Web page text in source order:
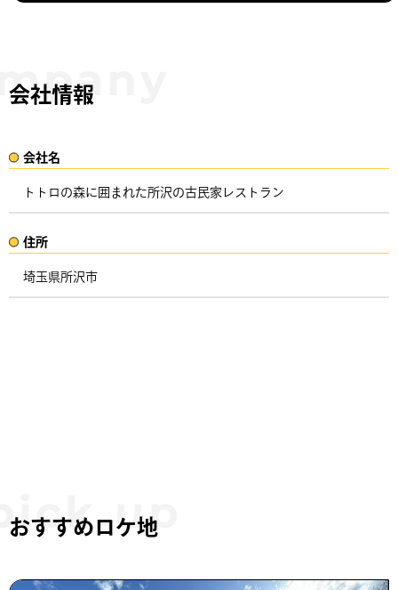
会社情報
会社名​
トトロの森に囲まれた所沢の古民家レストラン
住所​​
埼玉県所沢市 ​
おすすめロケ地